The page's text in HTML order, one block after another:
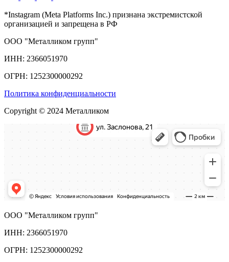
*Instagram (Meta Platforms Inc.) признана экстремистской
организацией и запрещена в РФ
ООО "Металликом групп"
ИНН: 2366051970
ОГРН: 1252300000292
Политика конфиденциальности
Copyright © 2024 Металликом
ООО "Металликом групп"
ИНН: 2366051970
ОГРН: 1252300000292